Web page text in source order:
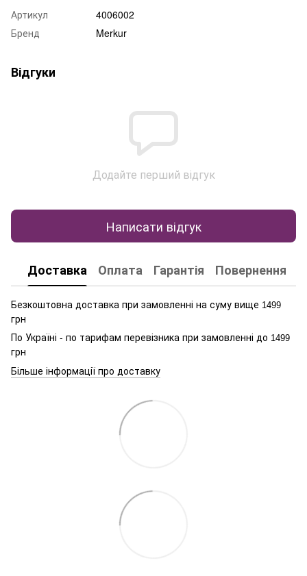
Артикул
4006002
Бренд
Merkur
Відгуки
Додайте перший відгук
Написати відгук
Доставка Оплата Гарантія Повернення
Безкоштовна доставка при замовленні на суму вище 1499
грн
По Україні - по тарифам перевізника при замовленні до 1499
грн
Більше інформації про доставку